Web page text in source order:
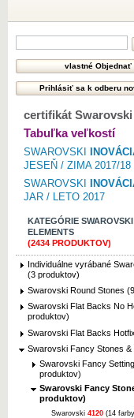
certifikát Swarovski
Tabuľka veľkostí
SWAROVSKI
JESEŇ / ZIMA 2017/18
SWAROVSKI
JAR / LETO 2017
KATEGÓRIE SWAROVSKI
ELEMENTS
(2434 PRODUKTOV)
Individuálne vyrábané
(3 produktov)
Swarovski Round Stones
Swarovski Flat Backs No
produktov)
Swarovski Flat Backs
Swarovski Fancy Stones &
Swarovski Fancy
produktov)
Swarovski Fancy
produktov)
Swarovski 4120 (14